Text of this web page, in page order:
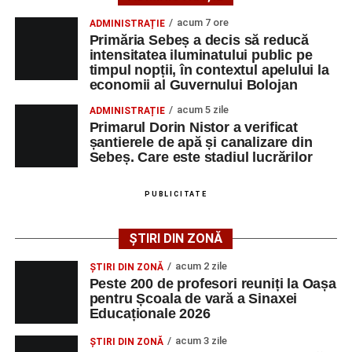
Primăria Sebeș a decis să reducă intensitatea
iluminatului public pe timpul nopții, în contextul
apelului la economii al Guvernului Bolojan
Duminică, 23 august 2026, Râpa Roșie găzduiește
cea de-a III-a ediție a concursului „CicloAventurier
de Sebeș”
Primul concert din cadrul String Symphonic Camp
2026 a adus emoție și aplauze la Sebeș
au venit la Sebeș și au susținut un recital apreciat de
tinerilor muzicieni și munca depusă în cadrul taberei, iar
spectatorii au răsplătit prestațiile cu aplauze îndelungate.
ADMINISTRAȚIE acum 7 ore
Primăria Sebeș a decis să reducă
intensitatea iluminatului public pe
timpul nopții, în contextul apelului la
economii al Guvernului Bolojan
ADMINISTRAȚIE acum 5 zile
Primarul Dorin Nistor a verificat
șantierele de apă și canalizare din
Sebeș. Care este stadiul lucrărilor
PUBLICITATE
ȘTIRI DIN ZONĂ
ȘTIRI DIN ZONĂ acum 2 zile
Peste 200 de profesori reuniți la Oașa
pentru Școala de vară a Sinaxei
Educaționale 2026
ȘTIRI DIN ZONĂ acum 3 zile